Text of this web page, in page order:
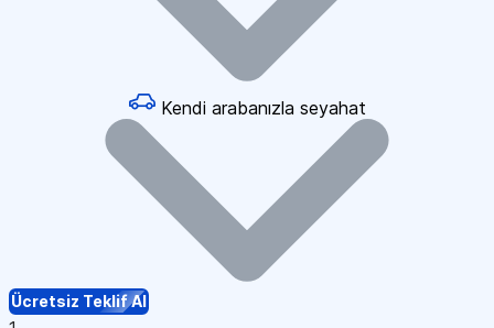
Kendi arabanızla seyahat
Ücretsiz Teklif Al